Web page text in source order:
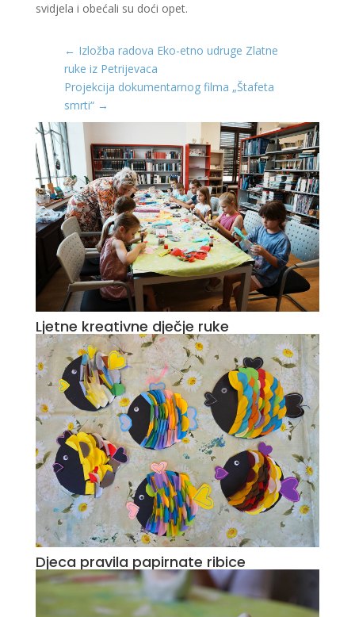
svidjela i obećali su doći opet.
← Izložba radova Eko-etno udruge Zlatne
ruke iz Petrijevaca
Projekcija dokumentarnog filma „Štafeta
smrti“→
Ljetne kreativne dječje ruke
Djeca pravila papirnate ribice